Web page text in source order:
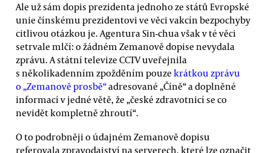
Ale už sám dopis prezidenta jednoho ze států Evropské
unie čínskému prezidentovi ve věci vakcín bezpochyby
citlivou otázkou je. Agentura Sin-chua však v té věci
setrvale mlčí: o žádném Zemanově dopise nevydala
zprávu. A státní televize CCTV uveřejnila
s několikadenním zpožděním pouze krátkou zprávu
o „Zemanově prosbě“adresované „Číně“ a doplněné
informací v jedné větě, že „české zdravotnicí se co
nevidět kompletně zhroutí“.
O to podrobněji o údajném Zemanově dopisu
referovala zpravodajství na serverech, které lze označit